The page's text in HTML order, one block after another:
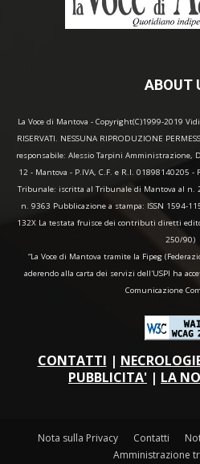
ABOUT
La Voce di Mantova - Copyright(C)1999-2019
RISERVATI. NESSUNA RIPRODUZIONE
responsabile: Alessio Tarpini Amministrazione,
12 - Mantova - P.IVA, C.F. e R.I. 01898140205
Tribunale: iscritta al Tribunale di Mantova al n.
n. 9363 Pubblicazione a stampa: ISSN 1594-
132X La testata fruisce dei contributi diretti
250/90)
“La Voce di Mantova tramite la Fipeg
aderendo alla carta dei servizi dell'USPI ha
Comunicazione
CONTATTI |
PUBBLICITA' | LA
Nota sulla Privacy Contatti
Amministrazione